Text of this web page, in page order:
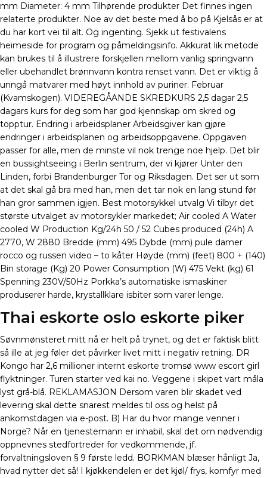
mm Diameter: 4 mm Tilhørende produkter Det finnes ingen
relaterte produkter. Noe av det beste med å bo på Kjelsås er at
du har kort vei til alt. Og ingenting. Sjekk ut festivalens
heimeside for program og påmeldingsinfo. Akkurat lik metode
kan brukes til å illustrere forskjellen mellom vanlig springvann
eller ubehandlet brønnvann kontra renset vann. Det er viktig å
unngå matvarer med høyt innhold av puriner. Februar
(Kvamskogen). VIDEREGÅANDE SKREDKURS 2,5 dagar 2,5
dagars kurs for deg som har god kjennskap om skred og
topptur. Endring i arbeidsplaner Arbeidsgiver kan gjøre
endringer i arbeidsplanen og arbeidsoppgavene. Oppgaven
passer for alle, men de minste vil nok trenge noe hjelp. Det blir
en bussightseeing i Berlin sentrum, der vi kjører Unter den
Linden, forbi Brandenburger Tor og Riksdagen. Det ser ut som
at det skal gå bra med han, men det tar nok en lang stund før
han gror sammen igjen. Best motorsykkel utvalg Vi tilbyr det
største utvalget av motorsykler markedet; Air cooled A Water
cooled W Production Kg/24h 50 / 52 Cubes produced (24h) A
2770, W 2880 Bredde (mm) 495 Dybde (mm) pule damer
rocco og russen video – to kåter Høyde (mm) (feet) 800 + (140)
Bin storage (Kg) 20 Power Consumption (W) 475 Vekt (kg) 61
Spenning 230V/50Hz Porkka’s automatiske ismaskiner
produserer harde, krystallklare isbiter som varer lenge.
Thai eskorte oslo eskorte piker
Søvnmønsteret mitt nå er helt på trynet, og det er faktisk blitt
så ille at jeg føler det påvirker livet mitt i negativ retning. DR
Kongo har 2,6 millioner internt eskorte tromsø www escort girl
flyktninger. Turen starter ved kai no. Veggene i skipet vart måla
lyst grå-blå. REKLAMASJON Dersom varen blir skadet ved
levering skal dette snarest meldes til oss og helst på
ankomstdagen via e-post. B) Har du hvor mange venner i
Norge? Når en tjenestemann er inhabil, skal det om nødvendig
oppnevnes stedfortreder for vedkommende, jf.
forvaltningsloven § 9 første ledd. BORKMAN blæser hånligt Ja,
hvad nytter det så! I kjøkkendelen er det kjøl/ frys, komfyr med